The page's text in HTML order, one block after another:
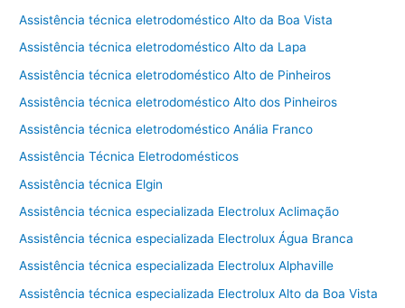
Assistência técnica eletrodoméstico Alto da Boa Vista
Assistência técnica eletrodoméstico Alto da Lapa
Assistência técnica eletrodoméstico Alto de Pinheiros
Assistência técnica eletrodoméstico Alto dos Pinheiros
Assistência técnica eletrodoméstico Anália Franco
Assistência Técnica Eletrodomésticos
Assistência técnica Elgin
Assistência técnica especializada Electrolux Aclimação
Assistência técnica especializada Electrolux Água Branca
Assistência técnica especializada Electrolux Alphaville
Assistência técnica especializada Electrolux Alto da Boa Vista